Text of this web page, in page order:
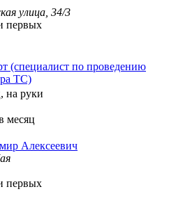
улица, 34/3
первых
(специалист по проведению
ТС)
на руки
месяц
Алексеевич
первых